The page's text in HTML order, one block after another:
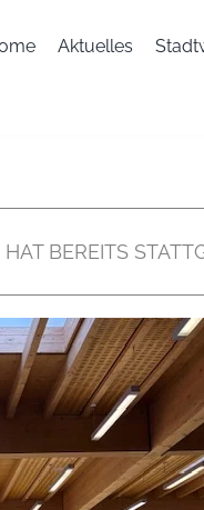
Aktuelles
BEREITS